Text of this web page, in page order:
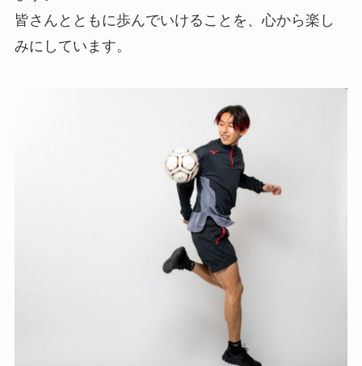
皆さんとともに歩んでいけることを、心から楽し
みにしています。